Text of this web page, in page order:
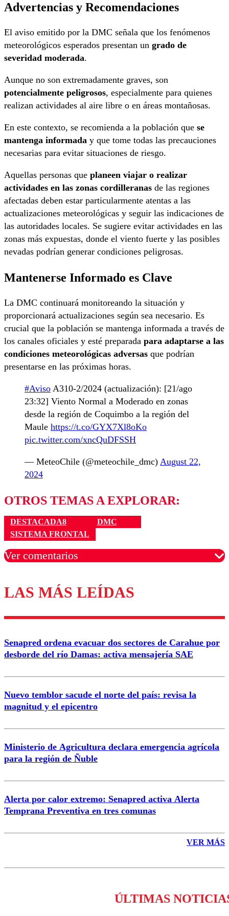
Advertencias y Recomendaciones
El aviso emitido por la DMC señala que los fenómenos
meteorológicos esperados presentan un grado de
severidad moderada.
Aunque no son extremadamente graves, son
potencialmente peligrosos, especialmente para quienes
realizan actividades al aire libre o en áreas montañosas.
En este contexto, se recomienda a la población que se
mantenga informada y que tome todas las precauciones
necesarias para evitar situaciones de riesgo.
Aquellas personas que planeen viajar o realizar
actividades en las zonas cordilleranas de las regiones
afectadas deben estar particularmente atentas a las
actualizaciones meteorológicas y seguir las indicaciones de
las autoridades locales. Se sugiere evitar actividades en las
zonas más expuestas, donde el viento fuerte y las posibles
nevadas podrían generar condiciones peligrosas.
Mantenerse Informado es Clave
La DMC continuará monitoreando la situación y
proporcionará actualizaciones según sea necesario. Es
crucial que la población se mantenga informada a través de
los canales oficiales y esté preparada para adaptarse a las
condiciones meteorológicas adversas que podrían
presentarse en las próximas horas.
#Aviso A310-2/2024 (actualización): [21/ago
23:32] Viento Normal a Moderado en zonas
desde la región de Coquimbo a la región del
Maule https://t.co/GYX7Xl8oKo
pic.twitter.com/xncQuDFSSH
— MeteoChile (@meteochile_dmc) August 22,
2024
OTROS TEMAS A EXPLORAR:
DESTACADA8
DMC
SISTEMA FRONTAL
Ver comentarios
Los comentarios son moderados para garantizar un
diálogo respetuoso.
Nombre
Correo
LAS MÁS LEÍDAS
Senapred ordena evacuar dos sectores de Carahue por
desborde del río Damas: activa mensajería SAE
Nuevo temblor sacude el norte del país: revisa la
magnitud y el epicentro
Ministerio de Agricultura declara emergencia agrícola
para la región de Ñuble
Alerta por calor extremo: Senapred activa Alerta
Temprana Preventiva en tres comunas
VER MÁS
ÚLTIMAS